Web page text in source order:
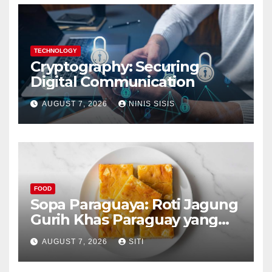
TECHNOLOGY
Cryptography: Securing
Digital Communication
AUGUST 7, 2026 NINIS SISIS
FOOD
Sopa Paraguaya: Roti Jagung
Gurih Khas Paraguay yang
Unik
AUGUST 7, 2026 SITI